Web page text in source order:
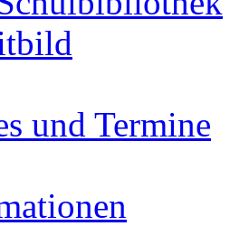
und Termine